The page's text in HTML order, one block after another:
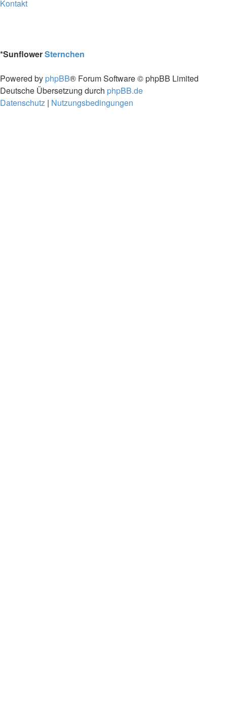
Kontakt
*SunflowerSternchen
Powered by phpBB® Forum Software © phpBB Limited
Deutsche Übersetzung durch phpBB.de
Datenschutz | Nutzungsbedingungen